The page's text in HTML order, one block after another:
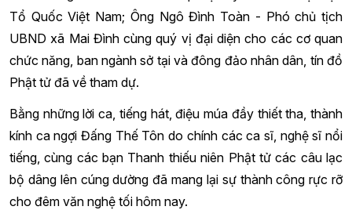
Tổ Quốc Việt Nam; Ông Ngô Đình Toàn - Phó chủ tịch
UBND xã Mai Đình cùng quý vị đại diện cho các cơ quan
chức năng, ban ngành sở tại và đông đảo nhân dân, tín đồ
Phật tử đã về tham dự.
Bằng những lời ca, tiếng hát, điệu múa đầy thiết tha, thành
kính ca ngợi Đấng Thế Tôn do chính các ca sĩ, nghệ sĩ nổi
tiếng, cùng các bạn Thanh thiếu niên Phật tử các câu lạc
bộ dâng lên cúng dường đã mang lại sự thành công rực rỡ
cho đêm văn nghệ tối hôm nay.